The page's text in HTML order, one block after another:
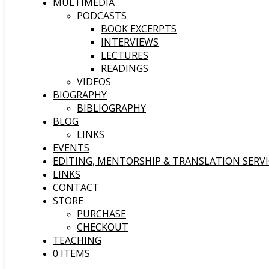
PODCASTS
BOOK EXCERPTS
INTERVIEWS
LECTURES
READINGS
VIDEOS
BIOGRAPHY
BIBLIOGRAPHY
BLOG
LINKS
EVENTS
EDITING, MENTORSHIP & TRANSLATION
LINKS
CONTACT
STORE
PURCHASE
CHECKOUT
TEACHING
0 ITEMS